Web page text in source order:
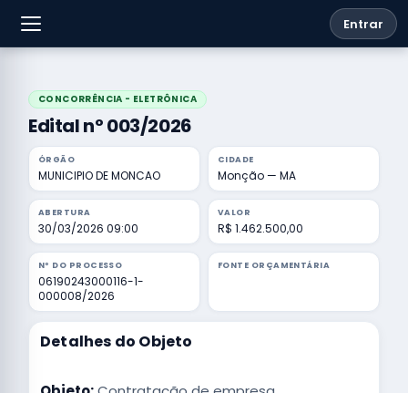
Entrar
CONCORRÊNCIA - ELETRÔNICA
Edital nº 003/2026
ÓRGÃO
MUNICIPIO DE MONCAO
CIDADE
Monção — MA
ABERTURA
30/03/2026 09:00
VALOR
R$ 1.462.500,00
Nº DO PROCESSO
06190243000116-1-
000008/2026
FONTE ORÇAMENTÁRIA
Detalhes do Objeto